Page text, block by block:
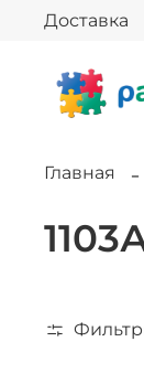
Доставка
Главная